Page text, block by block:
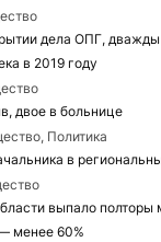
дела ОПГ,
в 2019 году
двое в больнице
Политика
в
выпало
менее 60%